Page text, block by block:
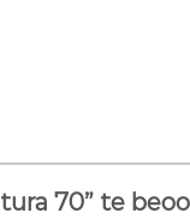
70” te